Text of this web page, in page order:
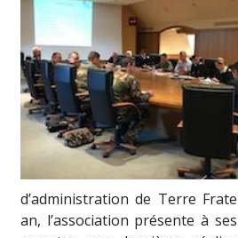
d’administration de Terre
an, l’association présente à